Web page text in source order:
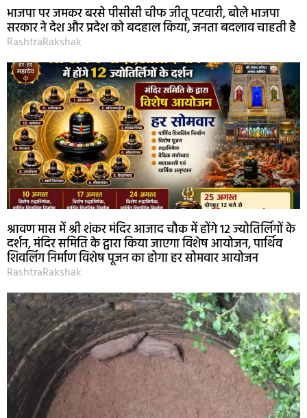
भाजपा पर जमकर बरसे पीसीसी चीफ जीतू पटवारी, बोले भाजपा
सरकार ने देश और प्रदेश को बदहाल किया, जनता बदलाव चाहती है
RashtraRakshak
श्रावण मास में श्री शंकर मंदिर आजाद चौक में होंगे 12 ज्योतिर्लिंगों के
दर्शन, मंदिर समिति के द्वारा किया जाएगा विशेष आयोजन, पार्थिव
शिवलिंग निर्माण विशेष पूजन का होगा हर सोमवार आयोजन
RashtraRakshak